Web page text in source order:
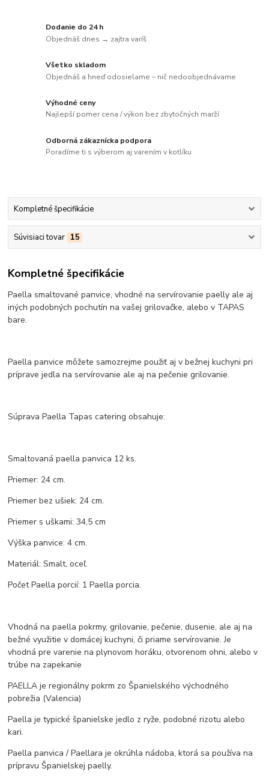
Dodanie do 24 h
Objednáš dnes → zajtra varíš
Všetko skladom
Objednáš a hneď odosielame – nič nedoobjednávame
Výhodné ceny
Najlepší pomer cena / výkon bez zbytočných marží
Odborná zákaznícka podpora
Poradíme ti s výberom aj varením v kotlíku
Kompletné špecifikácie
Súvisiaci tovar 15
Kompletné špecifikácie
Paella smaltované panvice, vhodné na servírovanie paelly ale aj
iných podobných pochutín na vašej grilovačke, alebo v TAPAS
bare.
Paella panvice môžete samozrejme použiť aj v bežnej kuchyni pri
príprave jedla na servírovanie ale aj na pečenie grilovanie.
Súprava Paella Tapas catering obsahuje:
Smaltovaná paella panvica 12 ks.
Priemer: 24 cm.
Priemer bez ušiek: 24 cm.
Priemer s uškami: 34,5 cm
Výška panvice: 4 cm.
Materiál: Smalt, oceľ.
Počet Paella porcií: 1 Paella porcia.
Vhodná na paella pokrmy, grilovanie, pečenie, dusenie, ale aj na
bežné využitie v domácej kuchyni, či priame servírovanie. Je
vhodná pre varenie na plynovom horáku, otvorenom ohni, alebo v
trúbe na zapekanie
PAELLA je regionálny pokrm zo Španielského východného
pobrežia (Valencia)
Paella je typické španielske jedlo z ryže, podobné rizotu alebo
kari.
Paella panvica / Paellara je okrúhla nádoba, ktorá sa používa na
prípravu Španielskej paelly.